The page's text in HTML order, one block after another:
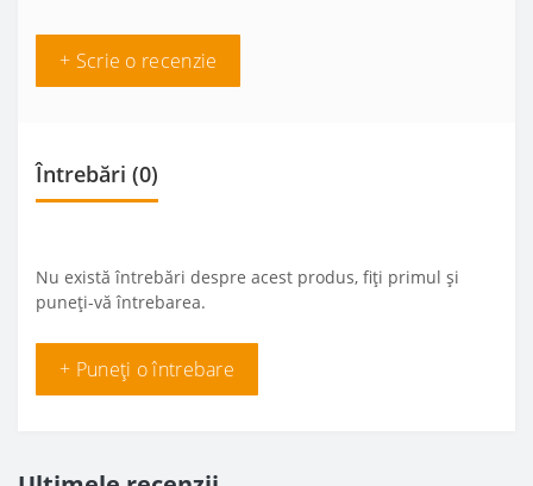
+ Scrie o recenzie
Întrebări (0)
Nu există întrebări despre acest produs, fiți primul și
puneți-vă întrebarea.
+ Puneți o întrebare